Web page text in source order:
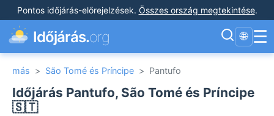
Pontos időjárás-előrejelzések. Összes ország megtekintése.
Időjárás.org 🌐 ☰
más > São Tomé és Príncipe > Pantufo
Időjárás Pantufo, São Tomé és Príncipe
🇸🇹